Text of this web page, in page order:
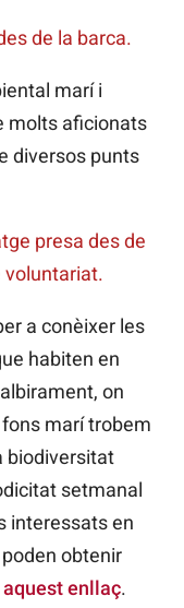
de la barca.
marí i
molts aficionats
diversos punts
presa des de
voluntariat.
a conèixer les
habiten en
on
marí trobem
biodiversitat
setmanal
interessats en
obtenir
aquest enllaç.